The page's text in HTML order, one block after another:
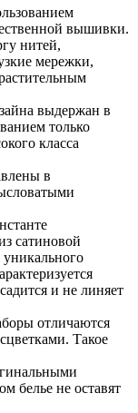
вышивки.
нитей,
мережки,
выдержан в
только
класса
в
сатиновой
и не линяет
отличаются
Такое
белье не оставят